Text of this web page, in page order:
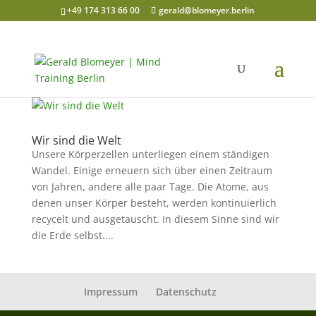
+49 174 313 66 00 gerald@blomeyer.berlin
Wir sind die Welt
Unsere Körperzellen unterliegen einem ständigen
Wandel. Einige erneuern sich über einen Zeitraum
von Jahren, andere alle paar Tage. Die Atome, aus
denen unser Körper besteht, werden kontinuierlich
recycelt und ausgetauscht. In diesem Sinne sind wir
die Erde selbst....
Impressum Datenschutz